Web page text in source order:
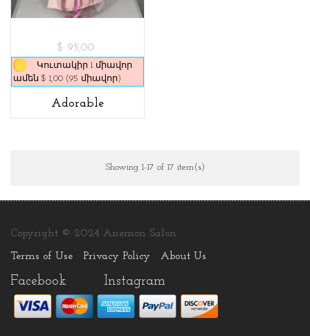
$ 95,00
Կուտակիր 1 միավոր
ամեն $ 1,00 (95 միավոր)
Adorable
Showing 1-17 of 17 item(s)
Copyright © 2024 Anemon Salon.
Terms of Use Privacy Policy About Us
Facebook Instagram